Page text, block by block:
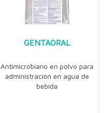
GENTAORAL
Antimicrobiano en polvo para
administración en agua de
bebida